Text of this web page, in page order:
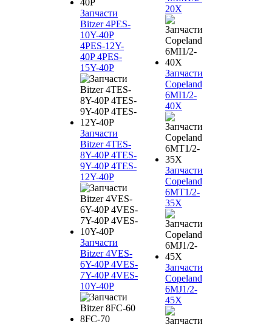
Запчасти
Bitzer 4PES-
10Y-40P
4PES-12Y-
40P 4PES-
15Y-40P
Запчасти
Bitzer 4TES-
8Y-40P 4TES-
9Y-40P 4TES-
12Y-40P
Запчасти
Bitzer 4VES-
6Y-40P 4VES-
7Y-40P 4VES-
10Y-40P
20X
Запчасти
Copeland
6MI1/2-
40X
Запчасти
Copeland
6MT1/2-
35X
Запчасти
Copeland
6MJ1/2-
45X